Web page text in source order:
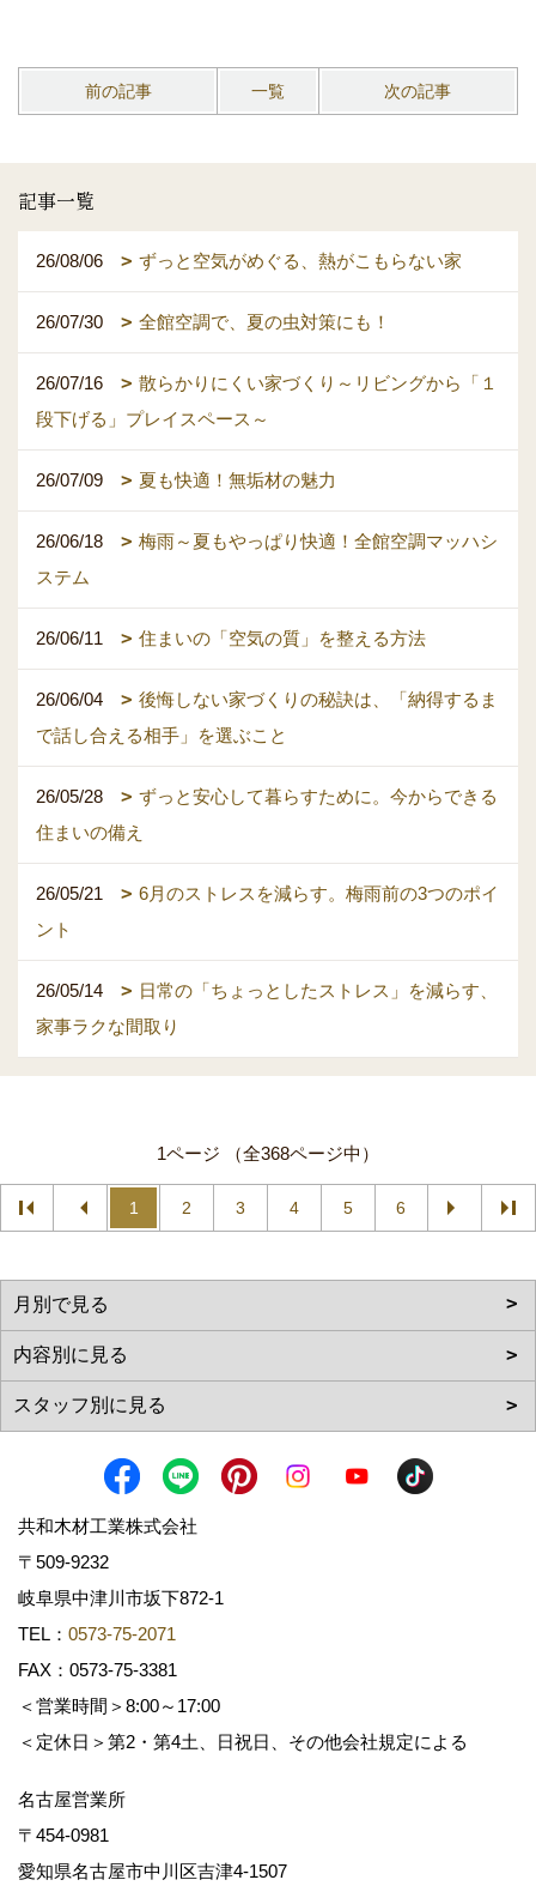
前の記事 一覧 次の記事
記事一覧
26/08/06 ずっと空気がめぐる、熱がこもらない家
26/07/30 全館空調で、夏の虫対策にも！
26/07/16
散らかりにくい家づくり～リビングから「１
段下げる」プレイスペース～
26/07/09 夏も快適！無垢材の魅力
26/06/18
梅雨～夏もやっぱり快適！全館空調マッハシ
ステム
26/06/11 住まいの「空気の質」を整える方法
26/06/04
後悔しない家づくりの秘訣は、「納得するま
で話し合える相手」を選ぶこと
26/05/28
ずっと安心して暮らすために。今からできる
住まいの備え
26/05/21
6月のストレスを減らす。梅雨前の3つのポイ
ント
26/05/14
日常の「ちょっとしたストレス」を減らす、
家事ラクな間取り
1ページ （全368ページ中）
1 2 3 4 5 6
共和木材工業株式会社
〒509-9232
岐阜県中津川市坂下872‐1
TEL： 0573-75-2071
FAX：0573-75-3381
＜営業時間＞8:00～17:00
＜定休日＞第2・第4土、日祝日、その他会社規定による
名古屋営業所
〒454-0981
愛知県名古屋市中川区吉津4-1507